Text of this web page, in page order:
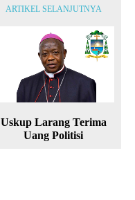
ARTIKEL SELANJUTNYA
Uskup Larang Terima
Uang Politisi